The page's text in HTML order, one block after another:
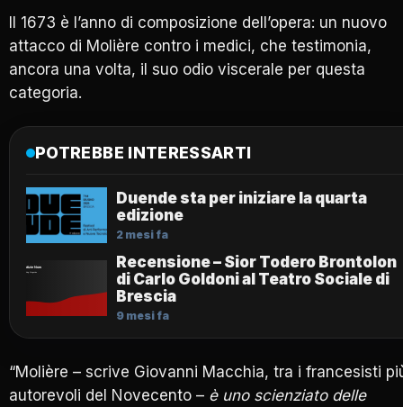
Il 1673 è l’anno di composizione dell’opera: un nuovo
attacco di Molière contro i medici, che testimonia,
ancora una volta, il suo odio viscerale per questa
categoria.
POTREBBE INTERESSARTI
Duende sta per iniziare la quarta
edizione
2 mesi fa
Recensione – Sior Todero Brontolon
di Carlo Goldoni al Teatro Sociale di
Brescia
9 mesi fa
“Molière – scrive Giovanni Macchia, tra i francesisti
autorevoli del Novecento – è uno scienziato delle